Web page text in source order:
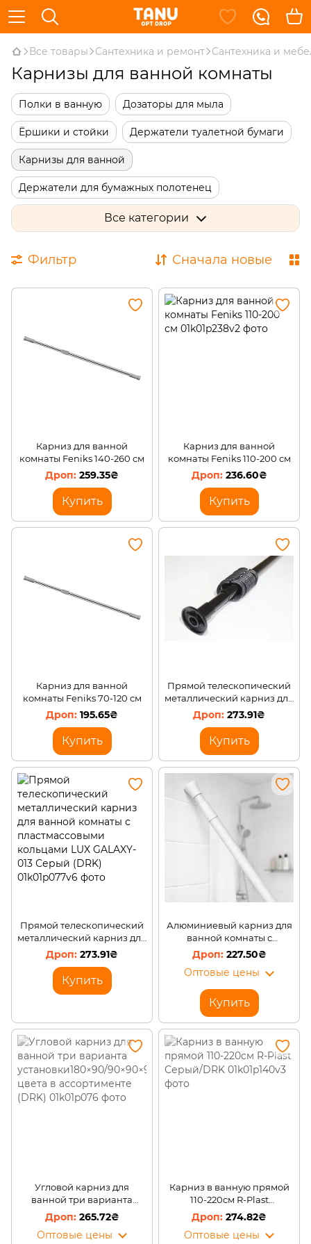
Все товары Сантехника и ремонт Сантехника и
Карнизы для ванной комнаты
Полки в ванную Дозаторы для мыла
Ёршики и стойки Держатели туалетной бумаги
Карнизы для ванной
Держатели для бумажных полотенец
Полотенцедержатели
Наборы для ванной комнаты
Все категории
Фильтр Сначала новые
Карниз для ванной
комнаты Feniks 140-260 см
259.35₴
Купить
Карниз для ванной
комнаты Feniks 110-200 см
236.60₴
Купить
Карниз для ванной
комнаты Feniks 70-120 см
195.65₴
Купить
Прямой телескопический
металлический карниз для
ванной комнаты с
пластмассовыми кольцами
LUX GALAXY-013 Черный
273.91₴
Купить
Прямой телескопический
металлический карниз для
ванной комнаты с
пластмассовыми кольцами
LUX GALAXY-013 Серый
(DRK)
273.91₴
Купить
Алюминиевый карниз для
ванной комнаты с
резиновыми накладками
110-200 см Белый
227.50₴
Оптовые цены
Купить
Угловой карниз для
ванной три варианта
установки180×90/90×90×90
см, цвета в ассортименте
(DRK)
265.72₴
Оптовые цены
Карниз в ванную прямой
110-220см R-Plast
Серый/DRK
274.82₴
Оптовые цены